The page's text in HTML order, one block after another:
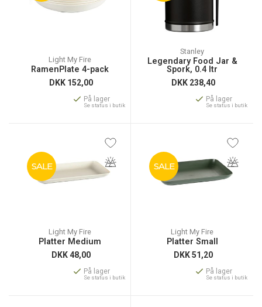
Light My Fire
RamenPlate 4-pack
DKK 152,00
På lager
Se status i butik
Stanley
Legendary Food Jar &
Spork, 0.4 ltr
DKK 238,40
På lager
Se status i butik
SALE
Light My Fire
Platter Medium
DKK48,00
På lager
Se status i butik
SALE
Light My Fire
Platter Small
DKK51,20
På lager
Se status i butik